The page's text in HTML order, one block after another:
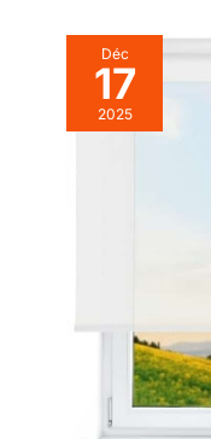
Déc
17
2025